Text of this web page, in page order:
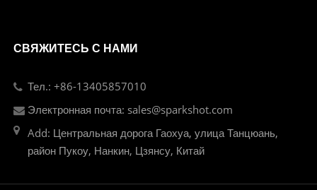
СВЯЖИТЕСЬ С НАМИ
Тел.: +86-13405857010
Электронная почта: sales@sparkshot.com
Add: Центральная дорога Гаохуа, улица Танцюань,
район Пукоу, Нанкин, Цзянсу, Китай